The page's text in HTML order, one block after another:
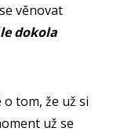
věnovat
dokola
tom, že už si
už se